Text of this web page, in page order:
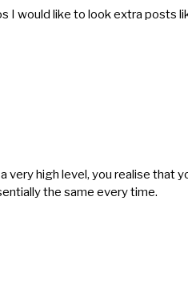
I would like to look extra posts
high level, you realise that
the same every time.